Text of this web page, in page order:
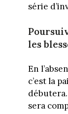
série
les
En
c’est la
sera